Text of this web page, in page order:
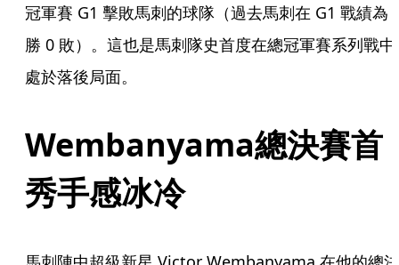
冠軍賽 G1 擊敗馬刺的球隊（過去馬刺在 G1 戰績為
勝 0 敗）。這也是馬刺隊史首度在總冠軍賽系列戰中
處於落後局面。
Wembanyama總決賽首
秀手感冰冷